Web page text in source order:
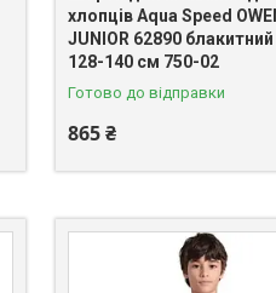
хлопців Aqua Speed
JUNIOR 62890 блакитний
128-140 см 750-02
Готово до відправки
865 ₴